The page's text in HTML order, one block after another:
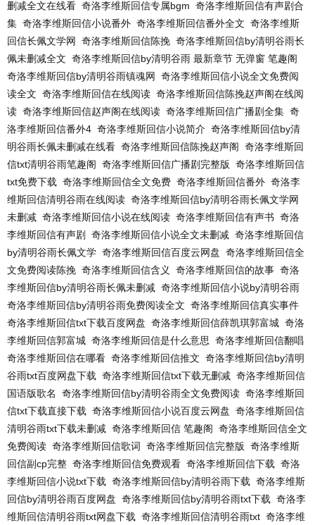
删减全文在线看 奇洛李维斯回信专属bgm 奇洛李维斯回信有声剧合
集 奇洛李维斯回信小说番外 奇洛李维斯回信番外全文 奇洛李维斯
回信长佩文学网
奇洛李维斯回信陈挽 奇洛李维斯回信by清明谷雨长
佩未删减全文 奇洛李维斯回信by清明谷雨 最新章节 无弹窗 笔趣阁
奇洛李维斯回信by清明谷雨镇魂网
奇洛李维斯回信小说全文免费阅
读全文 奇洛李维斯回信在线阅读 奇洛李维斯回信陈挽赵声阁在线阅
读 奇洛李维斯回信赵声阁在线阅读 奇洛李维斯回信广播剧全集 奇
洛李维斯回信番外4 奇洛李维斯回信小说简介 奇洛李维斯回信by清
明谷雨长佩未删减在线看 奇洛李维斯回信陈挽赵声阁 奇洛李维斯回
信txt清明谷雨笔趣阁 奇洛李维斯回信广播剧完整版 奇洛李维斯回信
txt免费下载 奇洛李维斯回信全文免费 奇洛李维斯回信番外 奇洛李
维斯回信清明谷雨在线阅读 奇洛李维斯回信by清明谷雨长佩文学网
未删减 奇洛李维斯回信小说在线阅读 奇洛李维斯回信有声书 奇洛
李维斯回信有声剧
奇洛李维斯回信小说全文未删减 奇洛李维斯回信
by清明谷雨长佩文学 奇洛李维斯回信百度云网盘 奇洛李维斯回信全
文免费阅读陈挽 奇洛李维斯回信含义 奇洛李维斯回信的故事 奇洛
李维斯回信by清明谷雨长佩未删减 奇洛李维斯回信小说by清明谷雨
奇洛李维斯回信by清明谷雨免费阅读全文 奇洛李维斯回信真实事件
奇洛李维斯回信txt下载百度网盘 奇洛李维斯回信薛凯琪郭富城 奇洛
李维斯回信郭富城 奇洛李维斯回信是什么意思 奇洛李维斯回信翻唱
奇洛李维斯回信在哪看 奇洛李维斯回信推文 奇洛李维斯回信by清明
谷雨txt百度网盘下载 奇洛李维斯回信txt下载无删减 奇洛李维斯回信
国语版歌名
奇洛李维斯回信by清明谷雨全文免费阅读 奇洛李维斯回
信txt下载直接下载 奇洛李维斯回信小说百度云网盘 奇洛李维斯回信
清明谷雨txt下载未删减 奇洛李维斯回信 笔趣阁 奇洛李维斯回信全文
免费阅读 奇洛李维斯回信歌词 奇洛李维斯回信完整版 奇洛李维斯
回信副cp完整 奇洛李维斯回信免费观看 奇洛李维斯回信下载 奇洛
李维斯回信小说txt下载 奇洛李维斯回信by清明谷雨下载 奇洛李维斯
回信by清明谷雨百度网盘 奇洛李维斯回信by清明谷雨txt下载 奇洛李
维斯回信清明谷雨txt网盘下载 奇洛李维斯回信清明谷雨txt 奇洛李维